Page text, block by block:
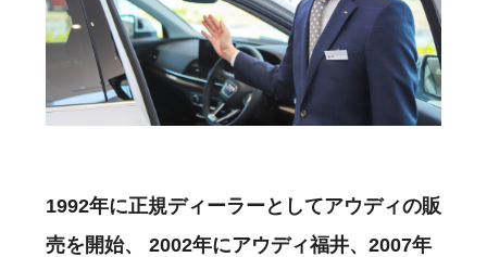
1992年に正規ディーラーとしてアウディの販
売を開始、
2002年にアウディ福井、2007年